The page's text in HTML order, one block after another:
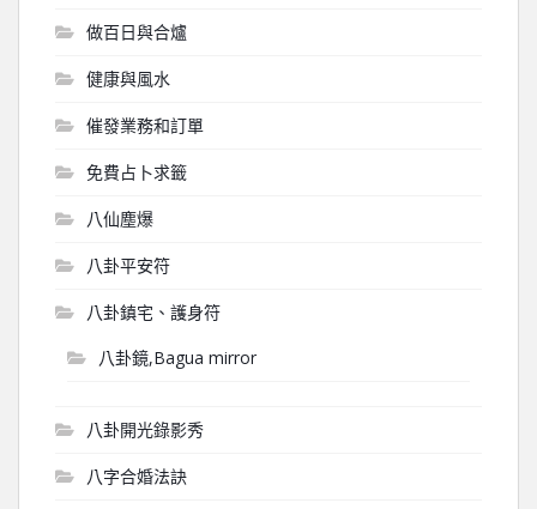
做百日與合爐
健康與風水
催發業務和訂單
免費占卜求籤
八仙塵爆
八卦平安符
八卦鎮宅、護身符
八卦鏡,Bagua mirror
八卦開光錄影秀
八字合婚法訣